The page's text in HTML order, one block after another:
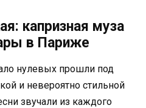
капризная муза
в Париже
нулевых прошли под
и невероятно стильной
звучали из каждого